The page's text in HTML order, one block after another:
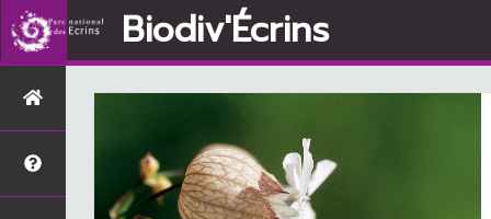
Biodiv'Écrins